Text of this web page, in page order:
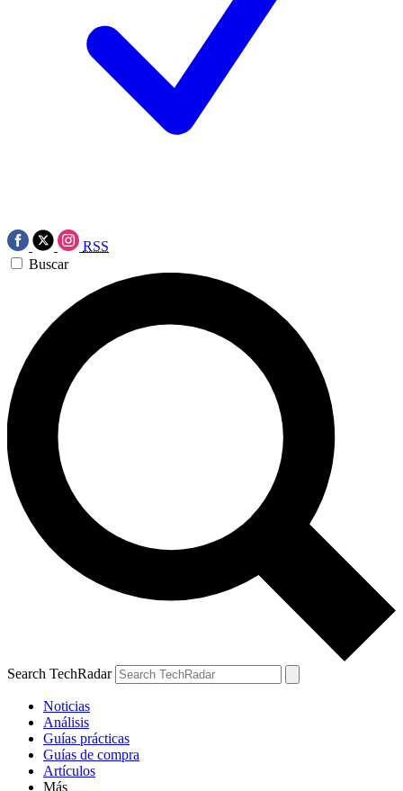
RSS
Buscar
Search TechRadar
Noticias
Análisis
Guías prácticas
Guías de compra
Artículos
Más